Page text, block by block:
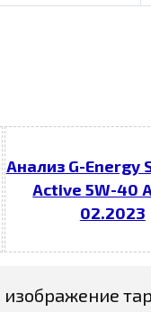
Анализ G-Energy
Active 5W-40
02.2023